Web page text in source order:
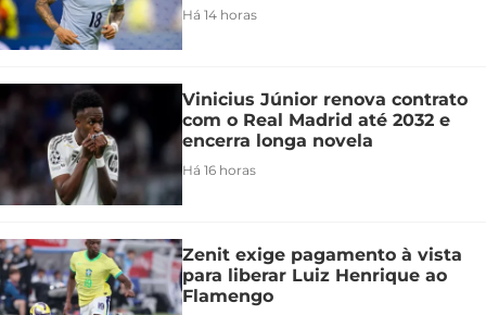
Há 14 horas
Vinicius Júnior renova contrato
com o Real Madrid até 2032 e
encerra longa novela
Há 16 horas
Zenit exige pagamento à vista
para liberar Luiz Henrique ao
Flamengo